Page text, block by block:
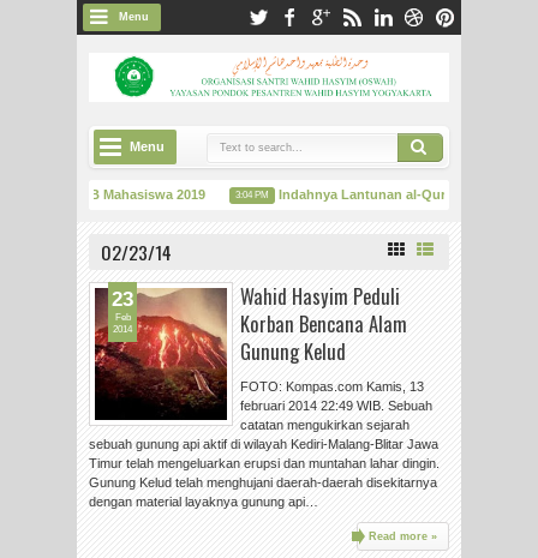
Menu
Menu
Informasi PSB Mahasiswa 2019 3:04 PM
Indahnya Lantunan al-Qur'an dalam
02/23/14
Wahid Hasyim Peduli
Korban Bencana Alam
Gunung Kelud
FOTO: Kompas.com Kamis, 13
februari 2014 22:49 WIB. Sebuah
catatan mengukirkan sejarah
sebuah gunung api aktif di wilayah Kediri-Malang-Blitar Jawa
Timur telah mengeluarkan erupsi dan muntahan lahar dingin.
Gunung Kelud telah menghujani daerah-daerah disekitarnya
dengan material layaknya gunung api…
Read more »
23
Feb
2014